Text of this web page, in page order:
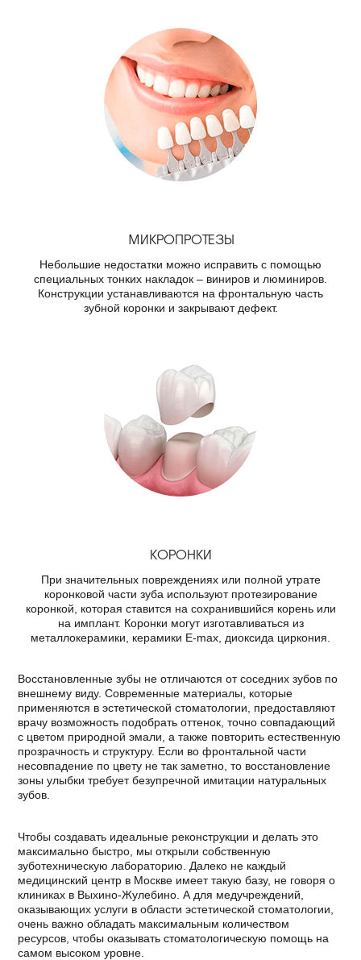
МИКРОПРОТЕЗЫ
Небольшие недостатки можно исправить с помощью
специальных тонких накладок – виниров и люминиров.
Конструкции устанавливаются на фронтальную часть
зубной коронки и закрывают дефект.
КОРОНКИ
При значительных повреждениях или полной утрате
коронковой части зуба используют протезирование
коронкой, которая ставится на сохранившийся корень или
на имплант. Коронки могут изготавливаться из
металлокерамики, керамики E-max, диоксида циркония.
Восстановленные зубы не отличаются от соседних зубов по
внешнему виду. Современные материалы, которые
применяются в эстетической стоматологии, предоставляют
врачу возможность подобрать оттенок, точно совпадающий
с цветом природной эмали, а также повторить естественную
прозрачность и структуру. Если во фронтальной части
несовпадение по цвету не так заметно, то восстановление
зоны улыбки требует безупречной имитации натуральных
зубов.
Чтобы создавать идеальные реконструкции и делать это
максимально быстро, мы открыли собственную
зуботехническую лабораторию. Далеко не каждый
медицинский центр в Москве имеет такую базу, не говоря о
клиниках в Выхино-Жулебино. А для медучреждений,
оказывающих услуги в области эстетической стоматологии,
очень важно обладать максимальным количеством
ресурсов, чтобы оказывать стоматологическую помощь на
самом высоком уровне.